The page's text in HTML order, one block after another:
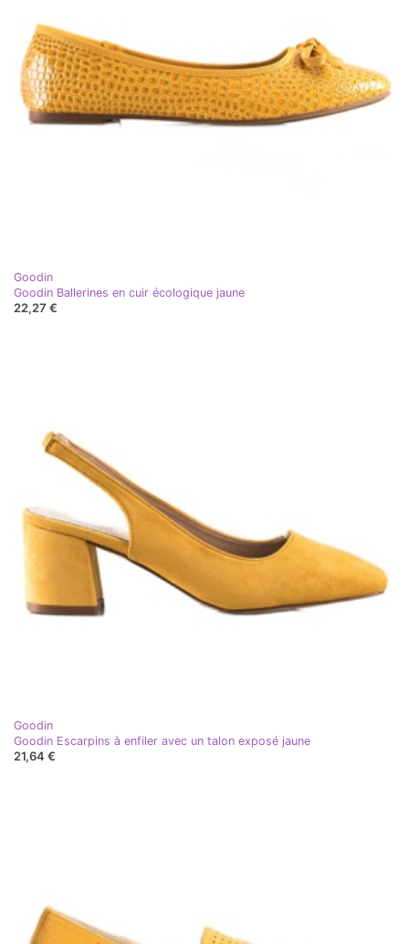
Goodin
Goodin Ballerines en cuir écologique jaune
22,27 €
Goodin
Goodin Escarpins à enfiler avec un talon exposé jaune
21,64 €